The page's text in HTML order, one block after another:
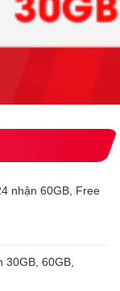
nhận 60GB, Free
30GB, 60GB,